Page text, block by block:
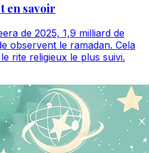
en savoir
de 2025, 1,9 milliard de
observent le ramadan. Cela
rite religieux le plus suivi.